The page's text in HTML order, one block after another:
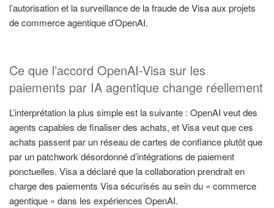
l’autorisation et la surveillance de la fraude de Visa aux projets
de commerce agentique d’OpenAI.
Ce que l’accord OpenAI-Visa sur les
paiements par IA agentique change réellement
L’interprétation la plus simple est la suivante : OpenAI veut des
agents capables de finaliser des achats, et Visa veut que ces
achats passent par un réseau de cartes de confiance plutôt que
par un patchwork désordonné d’intégrations de paiement
ponctuelles. Visa a déclaré que la collaboration prendrait en
charge des paiements Visa sécurisés au sein du « commerce
agentique » dans les expériences OpenAI.